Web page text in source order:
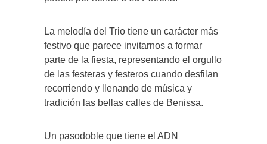
La melodía del Trio tiene un carácter más
festivo que parece invitarnos a formar
parte de la fiesta, representando el orgullo
de las festeras y festeros cuando desfilan
recorriendo y llenando de música y
tradición las bellas calles de Benissa.
Un pasodoble que tiene el ADN